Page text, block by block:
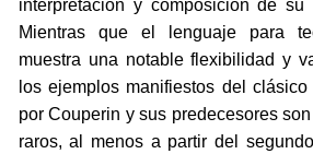
interpretación y composición de su
Mientras que el lenguaje para
muestra una notable flexibilidad y
los ejemplos manifiestos del
por Couperin y sus predecesores
raros, al menos a partir del